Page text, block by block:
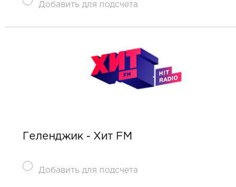
Добавить для подсчета
Геленджик - Хит FM
Добавить для подсчета